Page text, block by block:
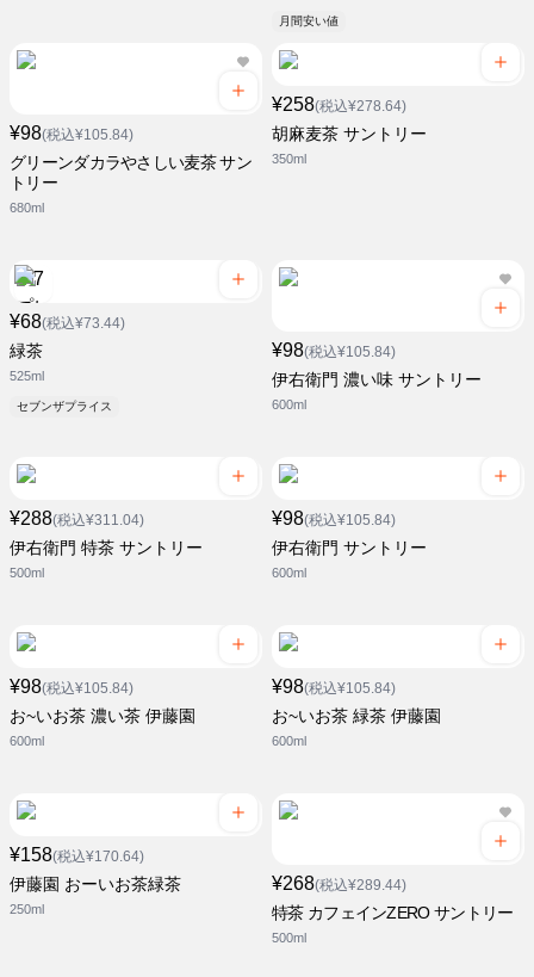
月間安い値
¥98(税込¥105.84)
グリーンダカラやさしい麦茶 サン
トリー
680ml
¥258(税込¥278.64)
胡麻麦茶 サントリー
350ml
¥68(税込¥73.44)
緑茶
525ml
セブンザプライス
¥98(税込¥105.84)
伊右衛門 濃い味 サントリー
600ml
¥288(税込¥311.04)
伊右衛門 特茶 サントリー
500ml
¥98(税込¥105.84)
伊右衛門 サントリー
600ml
¥98(税込¥105.84)
お~いお茶 濃い茶 伊藤園
600ml
¥98(税込¥105.84)
お~いお茶 緑茶 伊藤園
600ml
¥158(税込¥170.64)
伊藤園 おーいお茶緑茶
250ml
¥268(税込¥289.44)
特茶 カフェインZERO サントリー
500ml